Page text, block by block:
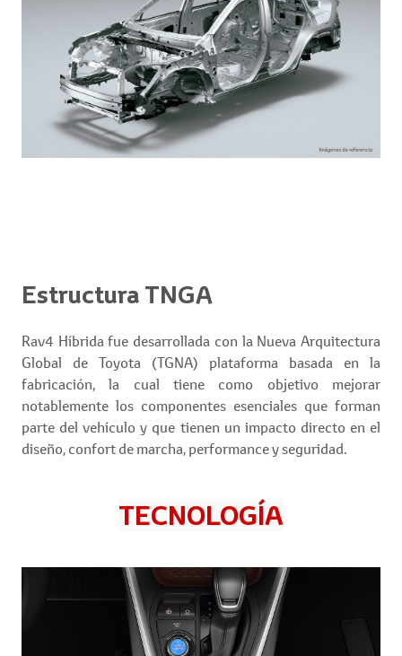
Estructura TNGA
Rav4 Híbrida fue desarrollada con la Nueva Arquitectura
Global de Toyota (TGNA) plataforma basada en la
fabricación, la cual tiene como objetivo mejorar
notablemente los componentes esenciales que forman
parte del vehículo y que tienen un impacto directo en el
diseño, confort de marcha, performance y seguridad.
TECNOLOGÍA